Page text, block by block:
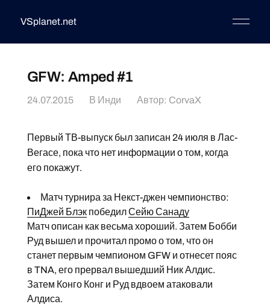
VSplanet.net
GFW: Amped #1
24.07.2015 В Инди Автор: CorvaX
Первый ТВ-выпуск был записан 24 июля в Лас-
Вегасе, пока что нет информации о том, когда
его покажут.
Матч турнира за Некст-джен чемпионство:
ПиДжей БлэкпобедилСейю Санаду
Матч описан как весьма хороший. Затем Бобби
Руд вышел и прочитал промо о том, что он
станет первым чемпионом GFW и отнесет пояс
в TNA, его прервал вышедший Ник Алдис.
Затем Конго Конг и Руд вдвоем атаковали
Алдиса.